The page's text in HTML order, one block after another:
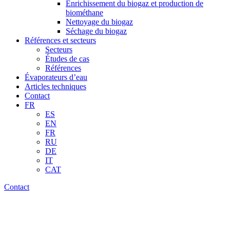
Enrichissement du biogaz et production de
biométhane
Nettoyage du biogaz
Séchage du biogaz
Références et secteurs
Secteurs
Études de cas
Références
Évaporateurs d’eau
Articles techniques
Contact
FR
ES
EN
FR
RU
DE
IT
CAT
Contact